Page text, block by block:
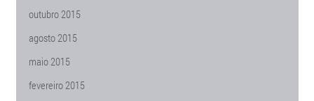
outubro 2015
agosto 2015
maio 2015
fevereiro 2015